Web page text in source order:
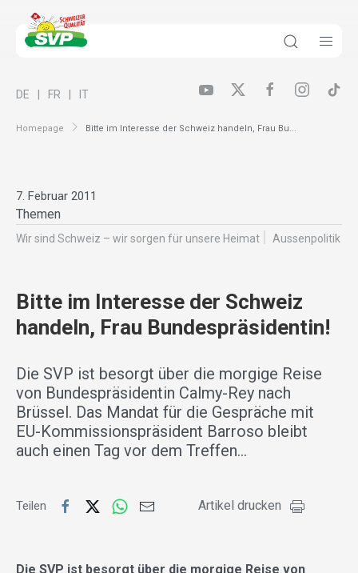
Homepage Bitte im Interesse der Schweiz handeln, Frau Bu...
DE FR IT
7. Februar 2011
Themen
Wir sind Schweiz – wir sorgen für unsere Heimat Aussenpolitik
Bitte im Interesse der Schweiz
handeln, Frau Bundespräsidentin!
Die SVP ist besorgt über die morgige Reise
von Bundespräsidentin Calmy-Rey nach
Brüssel. Das Mandat für die Gespräche mit
EU-Kommissionspräsident Barroso bleibt
auch einen Tag vor dem Treffen…
Teilen Artikel drucken
Die SVP ist besorgt über die morgige Reise von